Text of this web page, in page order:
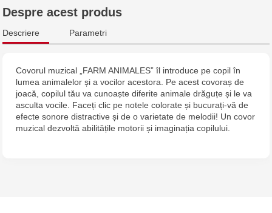
Despre acest produs
Descriere Parametri
Covorul muzical „FARM ANIMALES” îl introduce pe copil în
lumea animalelor și a vocilor acestora. Pe acest covoraș de
joacă, copilul tău va cunoaște diferite animale drăguțe și le va
asculta vocile. Faceți clic pe notele colorate și bucurați-vă de
efecte sonore distractive și de o varietate de melodii! Un covor
muzical dezvoltă abilitățile motorii și imaginația copilului.